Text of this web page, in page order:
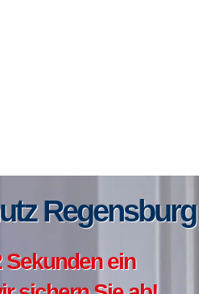
Regensburg
Sekunden ein